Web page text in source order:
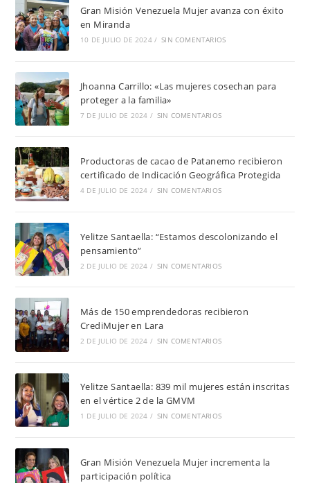
Gran Misión Venezuela Mujer avanza con éxito
en Miranda
10 DE JULIO DE 2024 / SIN COMENTARIOS
Jhoanna Carrillo: «Las mujeres cosechan para
proteger a la familia»
7 DE JULIO DE 2024 / SIN COMENTARIOS
Productoras de cacao de Patanemo recibieron
certificado de Indicación Geográfica Protegida
4 DE JULIO DE 2024 / SIN COMENTARIOS
Yelitze Santaella: “Estamos descolonizando el
pensamiento”
2 DE JULIO DE 2024 / SIN COMENTARIOS
Más de 150 emprendedoras recibieron
CrediMujer en Lara
2 DE JULIO DE 2024 / SIN COMENTARIOS
Yelitze Santaella: 839 mil mujeres están inscritas
en el vértice 2 de la GMVM
1 DE JULIO DE 2024 / SIN COMENTARIOS
Gran Misión Venezuela Mujer incrementa la
participación política